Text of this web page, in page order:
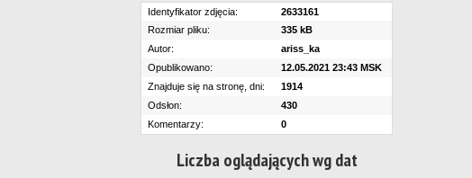
Identyfikator zdjęcia:
2633161
Rozmiar pliku:
335 kB
Autor:
ariss_ka
Opublikowano:
12.05.2021 23:43 MSK
Znajduje się na stronę, dni:
1914
Odsłon:
430
Komentarzy:
0
Liczba oglądających wg dat